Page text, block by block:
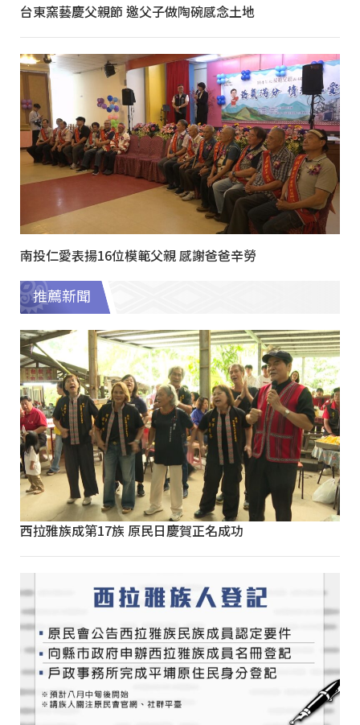
台東窯藝慶父親節 邀父子做陶碗感念土地
南投仁愛表揚16位模範父親 感謝爸爸辛勞
推薦新聞
西拉雅族成第17族 原民日慶賀正名成功